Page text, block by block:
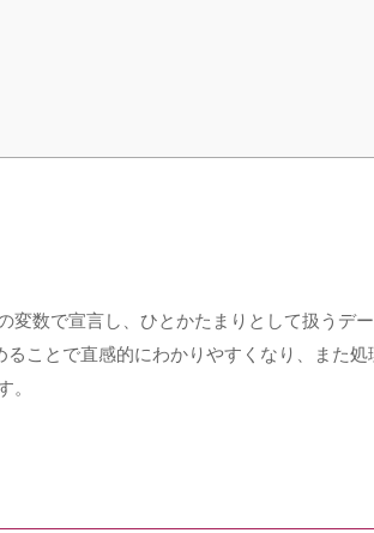
変数で宣言し、ひとかたまりとして扱うデ
ることで直感的にわかりやすくなり、また処
。